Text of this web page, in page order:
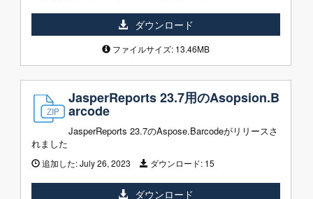
ダウンロード
ファイルサイズ: 13.46MB
JasperReports 23.7用のAsopsion.B
arcode
JasperReports 23.7のAspose.Barcodeがリリースさ
れました
追加した:July 26, 2023 ダウンロード: 15
ダウンロード